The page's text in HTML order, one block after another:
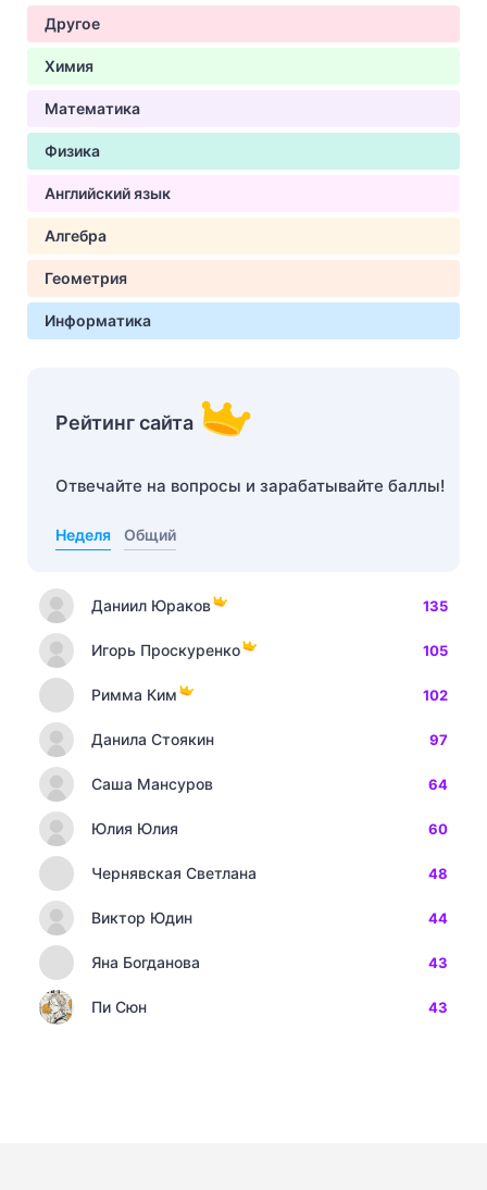
Другое
Химия
Математика
Физика
Английский язык
Алгебра
Геометрия
Информатика
Рейтинг сайта
Отвечайте на вопросы и зарабатывайте баллы!
Неделя Общий
Даниил Юраков 135
Игорь Проскуренко 105
Римма Ким 102
Данила Стоякин 97
Саша Мансуров 64
Юлия Юлия 60
Чернявская Светлана 48
Виктор Юдин 44
Яна Богданова 43
Пи Сюн 43